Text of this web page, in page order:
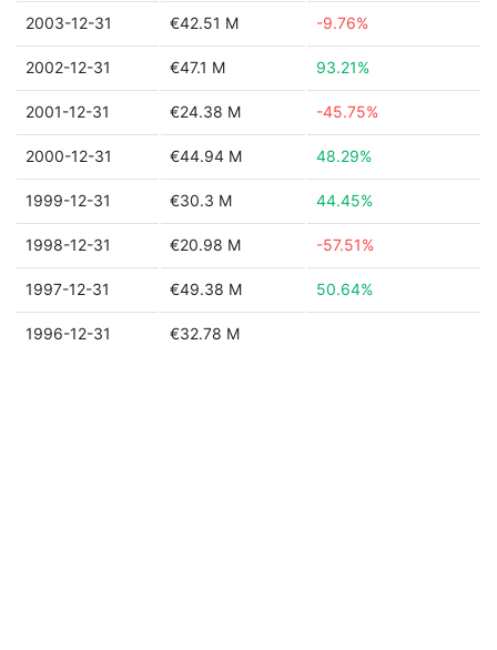
2003-12-31 €42.51 M -9.76%
2002-12-31 €47.1 M 93.21%
2001-12-31 €24.38 M -45.75%
2000-12-31 €44.94 M 48.29%
1999-12-31 €30.3 M 44.45%
1998-12-31 €20.98 M -57.51%
1997-12-31 €49.38 M 50.64%
1996-12-31 €32.78 M